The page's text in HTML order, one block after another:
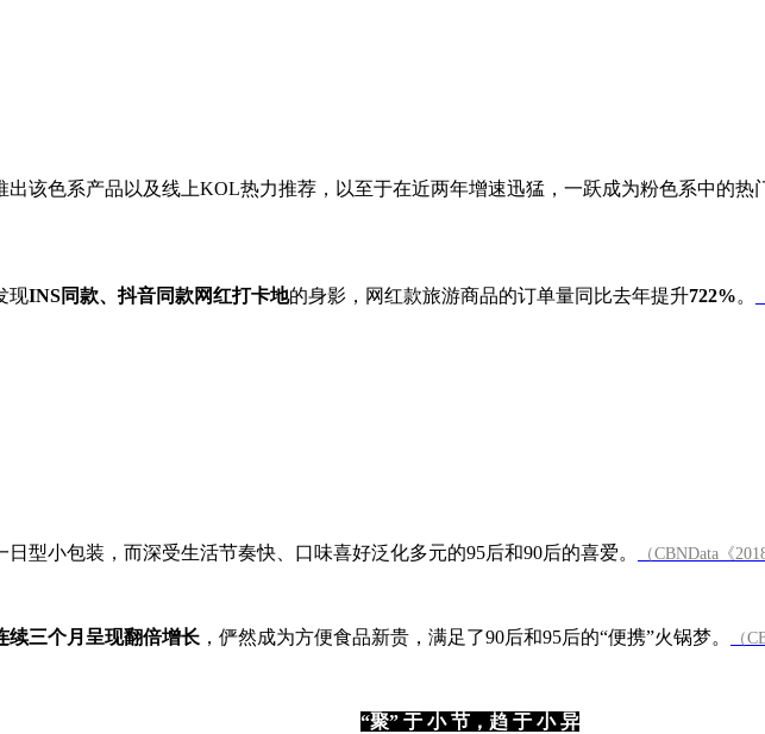
出该色系产品以及线上KOL热力推荐，以至于在近两年增速迅猛，一跃成为粉色系中的热
现INS同款、抖音同款网红打卡地的身影，网红款旅游商品的订单量同比去年提升722%。
型小包装，而深受生活节奏快、口味喜好泛化多元的95后和90后的喜爱。 （CBNData《
续三个月呈现翻倍增长 ，俨然成为方便食品新贵，满足了90后和95后的“便携”火锅梦。 （
“聚” 于 小 节，趋 于 小 异